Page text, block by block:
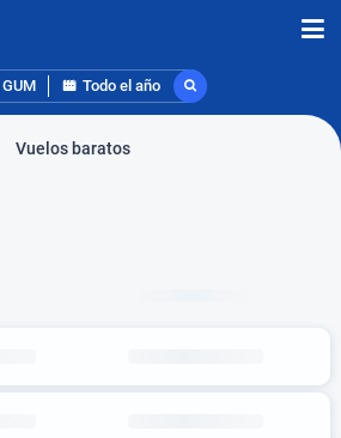
GUM Todo el año
Vuelos baratos